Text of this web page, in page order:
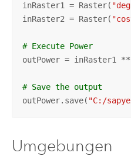
inRaster1 = Raster(
inRaster2 = Raster(
# Execute Power
outPower = inRaster1
# Save the output
outPower.save( "C:/
Umgebungen